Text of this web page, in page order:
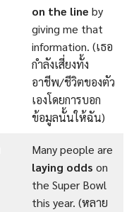
on the line by
giving me that
information. (เธอ
กำลังเสี่ยงทั้ง
อาชีพ/ชีวิตของตัว
เองโดยการบอก
ข้อมูลนั้นให้ฉัน)
Many people are
laying odds on
the Super Bowl
this year. (หลาย